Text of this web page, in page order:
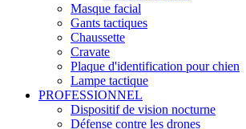
Masque facial
Gants tactiques
Chaussette
Cravate
Plaque d'identification pour chien
Lampe tactique
PROFESSIONNEL
Dispositif de vision nocturne
Défense contre les drones